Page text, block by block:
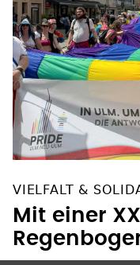
VIELFALT &
Mit einer